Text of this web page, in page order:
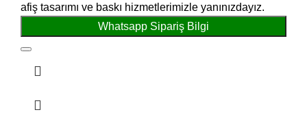
afiş tasarımı ve baskı hizmetlerimizle yanınızdayız.
Whatsapp Sipariş Bilgi